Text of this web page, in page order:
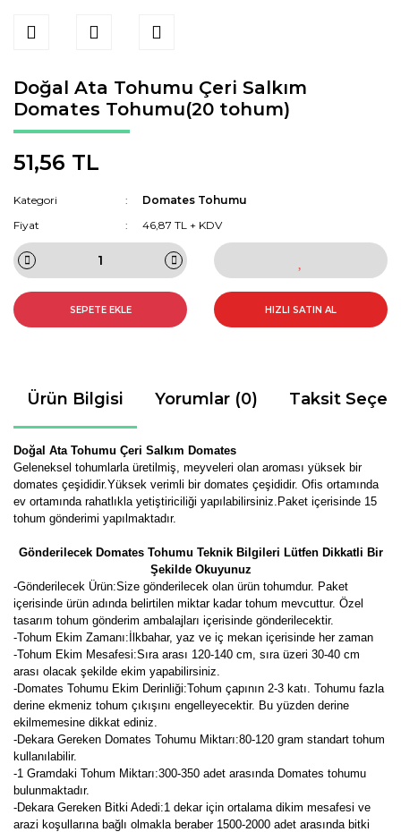
Doğal Ata Tohumu Çeri Salkım
Domates Tohumu(20 tohum)
51,56 TL
Kategori
Domates Tohumu
Fiyat
46,87 TL + KDV
SEPETE EKLE HIZLI SATIN AL
Ürün Bilgisi Yorumlar (0) Taksit
Doğal Ata Tohumu Çeri Salkım Domates
Geleneksel tohumlarla üretilmiş, meyveleri olan aroması yüksek bir
domates çeşididir.Yüksek verimli bir domates çeşididir. Ofis ortamında
ev ortamında rahatlıkla yetiştiriciliği yapılabilirsiniz.Paket içerisinde 15
tohum gönderimi yapılmaktadır.
Gönderilecek Domates Tohumu Teknik Bilgileri Lütfen Dikkatli Bir
Şekilde Okuyunuz
-Gönderilecek Ürün:Size gönderilecek olan ürün tohumdur. Paket
içerisinde ürün adında belirtilen miktar kadar tohum mevcuttur. Özel
tasarım tohum gönderim ambalajları içerisinde gönderilecektir.
-Tohum Ekim Zamanı:İlkbahar, yaz ve iç mekan içerisinde her zaman
-Tohum Ekim Mesafesi:Sıra arası 120-140 cm, sıra üzeri 30-40 cm
arası olacak şekilde ekim yapabilirsiniz.
-Domates Tohumu Ekim Derinliği:Tohum çapının 2-3 katı. Tohumu fazla
derine ekmeniz tohum çıkışını engelleyecektir. Bu yüzden derine
ekilmemesine dikkat ediniz.
-Dekara Gereken Domates Tohumu Miktarı:80-120 gram standart tohum
kullanılabilir.
-1 Gramdaki Tohum Miktarı:300-350 adet arasında Domates tohumu
bulunmaktadır.
-Dekara Gereken Bitki Adedi:1 dekar için ortalama dikim mesafesi ve
arazi koşullarına bağlı olmakla beraber 1500-2000 adet arasında bitki